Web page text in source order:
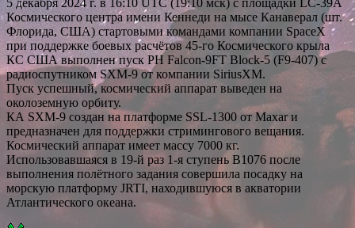
Космического центра имени Кеннеди на мысе Канаверал (шт.
Флорида, США) стартовыми командами компании SpaceX
при поддержке боевых расчётов 45-го Космического крыла
КС США выполнен пуск РН Falcon-9FT Block-5 (F9-407) с
радиоспутником SXM-9 от компании SiriusXM.
Пуск успешный, космический аппарат выведен на
околоземную орбиту.
КА SXM-9 создан на платформе SSL-1300 от Maxar и
предназначен для поддержки стримингового вещания.
Космический аппарат имеет массу 7000 кг.
Использовавшаяся в 19-й раз 1-я ступень В1076 после
выполнения полётного задания совершила посадку на
морскую платформу JRTI, находившуюся в акватории
Атлантического океана.